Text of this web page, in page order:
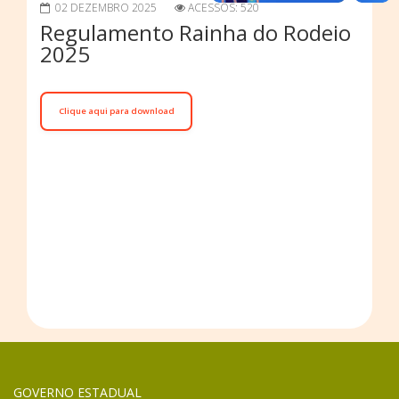
02 DEZEMBRO 2025
ACESSOS: 520
Regulamento Rainha do Rodeio
2025
Clique aqui para download
GOVERNO ESTADUAL